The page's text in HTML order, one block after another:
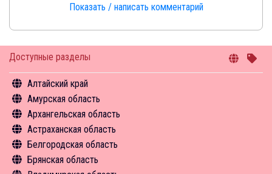
Доступные разделы
Алтайский край
Общая информация
Объекты туристского притяжения
Инфрастуктура туризма
Туризм в цифрах
Чем заняться
Амурская область
Общая информация
Объекты туристского притяжения
Инфрастуктура туризма
Туризм в цифрах
Архангельская область
Общая информация
Объекты туристского притяжения
Инфрастуктура туризма
Астраханская область
Общая информация
Объекты туристского притяжения
Белгородская область
Общая информация
Брянская область
Показать / написать комментарий